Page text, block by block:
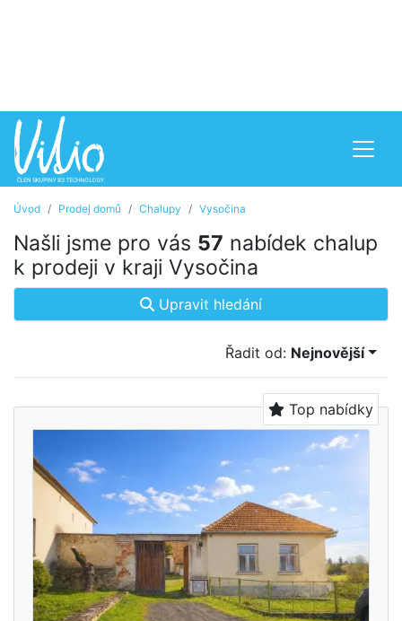
Úvod Prodej domů Chalupy Vysočina
Našli jsme pro vás 57 nabídek chalup
k prodeji v kraji Vysočina
Upravit hledání
Řadit od: Nejnovější
Top nabídky